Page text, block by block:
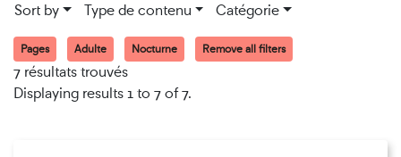
Sort by Type de contenu Catégorie
Pages Adulte Nocturne Remove all filters
7 résultats trouvés
Displaying results 1 to 7 of 7.